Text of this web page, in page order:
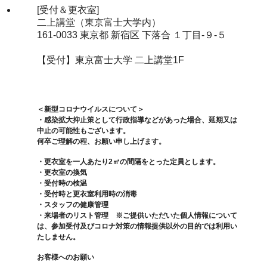
[受付＆更衣室]
二上講堂（東京富士大学内）
161-0033 東京都 新宿区 下落合 １丁目-９-５
【受付】東京富士大学 二上講堂1F
＜新型コロナウイルスについて＞
・感染拡大抑止策として行政指導などがあった場合、延期又は
中止の可能性もございます。
何卒ご理解の程、お願い申し上げます。
・更衣室を一人あたり2㎡の間隔をとった定員とします。
・更衣室の換気
・受付時の検温
・受付時と更衣室利用時の消毒
・スタッフの健康管理
・来場者のリスト管理 ※ご提供いただいた個人情報について
は、参加受付及びコロナ対策の情報提供以外の目的では利用い
たしません。
お客様へのお願い